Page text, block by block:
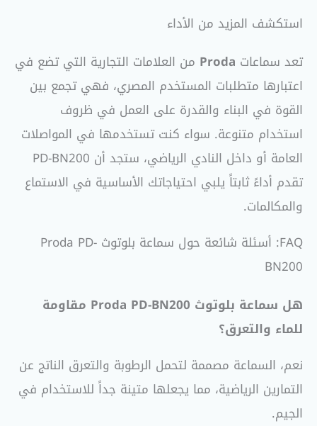
استكشف المزيد من الأداء
تعد سماعات Proda من العلامات التجارية التي تضع في
اعتبارها متطلبات المستخدم المصري، فهي تجمع بين
القوة في البناء والقدرة على العمل في ظروف
استخدام متنوعة. سواء كنت تستخدمها في المواصلات
العامة أو داخل النادي الرياضي، ستجد أن PD-BN200
تقدم أداءً ثابتاً يلبي احتياجاتك الأساسية في الاستماع
والمكالمات.
FAQ: أسئلة شائعة حول سماعة بلوتوث Proda PD-
BN200
هل سماعة بلوتوث Proda PD-BN200 مقاومة
للماء والتعرق؟
نعم، السماعة مصممة لتحمل الرطوبة والتعرق الناتج عن
التمارين الرياضية، مما يجعلها متينة جداً للاستخدام في
الجيم.